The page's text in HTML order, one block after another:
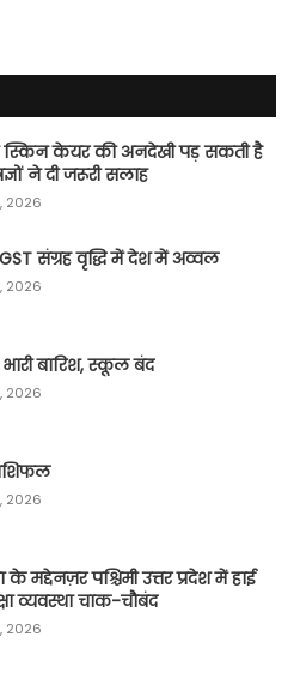
केयर की अनदेखी पड़ सकती है
ने दी जरूरी सलाह
2026
संग्रह वृद्धि में देश में अव्वल
2026
बारिश, स्कूल बंद
2026
2026
के मद्देनज़र पश्चिमी उत्तर प्रदेश में हाई
व्यवस्था चाक-चौबंद
2026